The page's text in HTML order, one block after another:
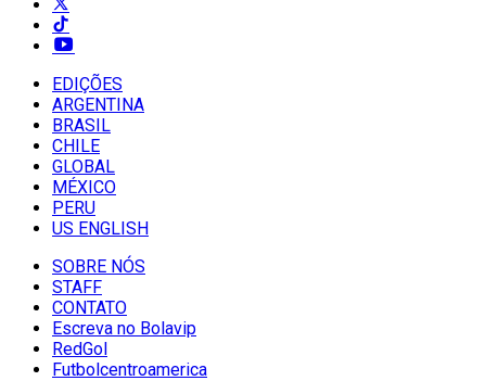
EDIÇÕES
ARGENTINA
BRASIL
CHILE
GLOBAL
MÉXICO
PERU
US ENGLISH
SOBRE NÓS
STAFF
CONTATO
Escreva no Bolavip
RedGol
Futbolcentroamerica